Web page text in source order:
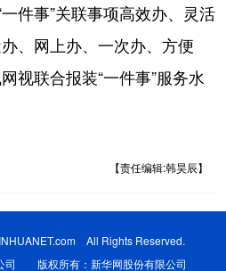
件事”关联事项高效办、灵活
、网上办、一次办、方便
视联合报装“一件事”服务水
【责任编辑:韩昊辰】
All Rights Reserved.
司 版权所有：新华网股份有限公司